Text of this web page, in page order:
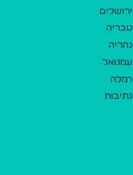
ירושלים
טבריה
נהריה
עמנואל
רמלה
נתיבות